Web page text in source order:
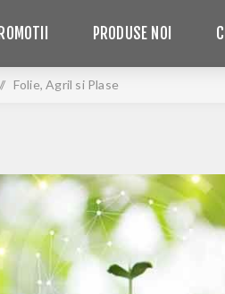
PRODUSE NOI
/ Folie, Agril si Plase